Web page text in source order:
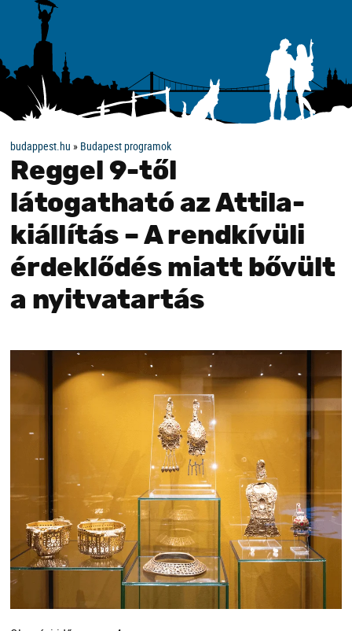
budappest.hu » Budapest programok
Reggel 9-től
látogatható az Attila-
kiállítás – A rendkívüli
érdeklődés miatt bővült
a nyitvatartás